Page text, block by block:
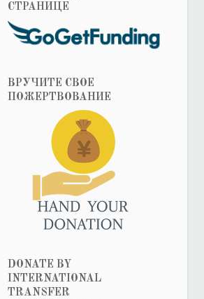
СТРАНИЦЕ
ВРУЧИТЕ СВОЕ
ПОЖЕРТВОВАНИЕ
DONATE BY
INTERNATIONAL
TRANSFER